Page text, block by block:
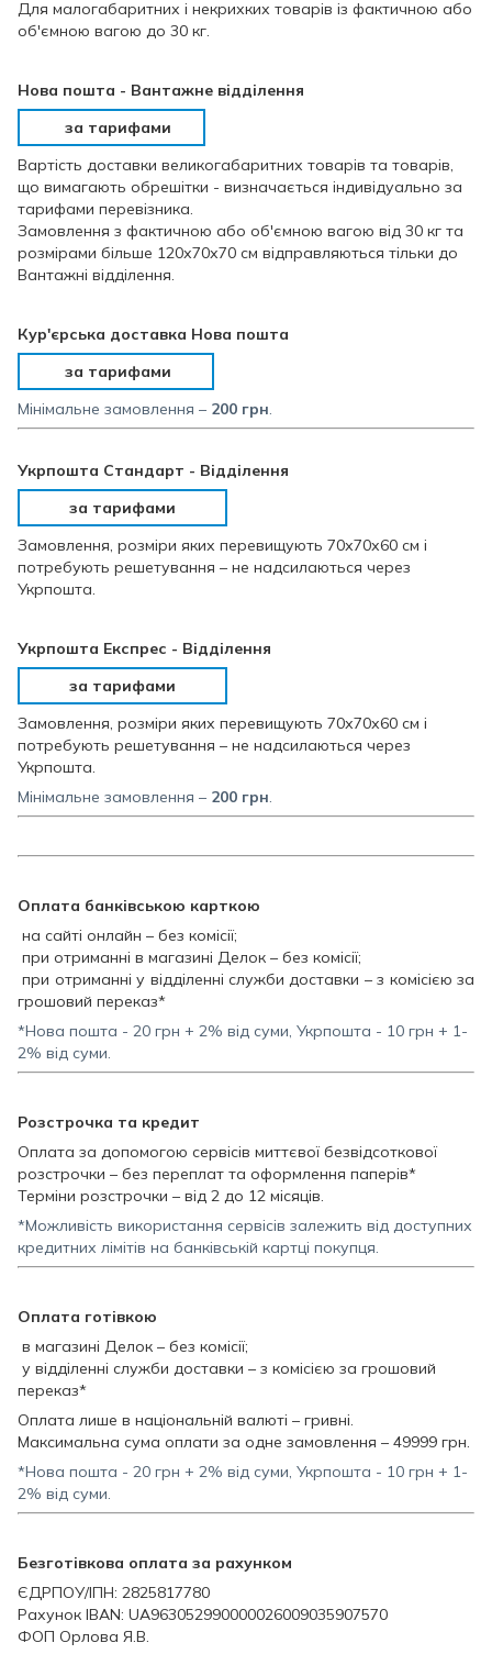
Для малогабаритних і некрихких товарів із фактичною або
об'ємною вагою до 30 кг.
Нова пошта - Вантажне відділення
за тарифами
Вартість доставки великогабаритних товарів та товарів,
що вимагають обрешітки - визначається індивідуально за
тарифами перевізника.
Замовлення з фактичною або об'ємною вагою від 30 кг та
розмірами більше 120х70х70 см відправляються тільки до
Вантажні відділення.
Кур'єрська доставка Нова пошта
за тарифами
Мінімальне замовлення – 200 грн
Укрпошта Стандарт - Відділення
за тарифами
Замовлення, розміри яких перевищують 70х70х60 см і
потребують решетування – не надсилаються через
Укрпошта.
Укрпошта Експрес - Відділення
за тарифами
Замовлення, розміри яких перевищують 70х70х60 см і
потребують решетування – не надсилаються через
Укрпошта.
Мінімальне замовлення – 200 грн
Оплата банківською карткою
на сайті онлайн – без комісії;
при отриманні в магазині Делок – без комісії;
при отриманні у відділенні служби доставки – з комісією за
грошовий переказ*
*Нова пошта - 20 грн + 2% від суми, Укрпошта - 10 грн + 1-
2% від суми.
Розстрочка та кредит
Оплата за допомогою сервісів миттєвої безвідсоткової
розстрочки – без переплат та оформлення паперів*
Терміни розстрочки – від 2 до 12 місяців.
*Можливість використання сервісів залежить від доступних
кредитних лімітів на банківській картці покупця.
Оплата готівкою
в магазині Делок – без комісії;
у відділенні служби доставки – з комісією за грошовий
переказ*
Оплата лише в національній валюті – гривні.
Максимальна сума оплати за одне замовлення – 49999 грн.
*Нова пошта - 20 грн + 2% від суми, Укрпошта - 10 грн + 1-
2% від суми.
Безготівкова оплата за рахунком
ЄДРПОУ/ІПН: 2825817780
Рахунок IBAN: UA963052990000026009035907570
ФОП Орлова Я.В.